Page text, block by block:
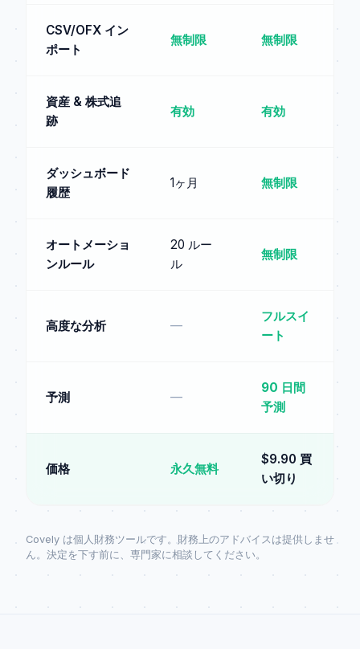
CSV/OFX イン
ポート
無制限 無制限
資産 & 株式追
跡
有効 有効
ダッシュボード
履歴
1ヶ月 無制限
オートメーショ
ンルール
20 ルー
ル
無制限
高度な分析 —
フルスイ
ート
予測 —
90 日間
予測
価格 永久無料
$9.90 買
い切り
Covely は個人財務ツールです。財務上のアドバイスは提供しませ
ん。決定を下す前に、専門家に相談してください。